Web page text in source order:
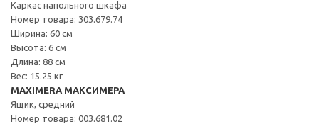
Каркас напольного шкафа
Номер товара: 303.679.74
Ширина: 60 см
Высота: 6 см
Длина: 88 см
Вес: 15.25 кг
MAXIMERA МАКСИМЕРА
Ящик, средний
Номер товара: 003.681.02